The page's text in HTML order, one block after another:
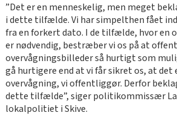
”Det er en menneskelig, men meget
i dette tilfælde. Vi har simpelthen fået
fra en forkert dato. I de tilfælde, hvor en
er nødvendig, bestræber vi os på at
overvågningsbilleder så hurtigt som
gå hurtigere end at vi får sikret os, at det
overvågning, vi offentliggør. Derfor
dette tilfælde”, siger politikommissær
lokalpolitiet i Skive.